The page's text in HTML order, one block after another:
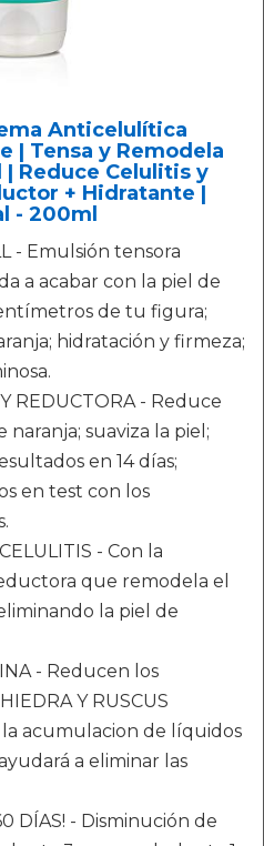
Anticelulítica
| Tensa y Remodela
| Reduce Celulitis y
+ Hidratante |
- 200ml
- Emulsión tensora
a acabar con la piel de
de tu figura;
hidratación y firmeza;
REDUCTORA - Reduce
naranja; suaviza la piel;
en 14 días;
en test con los
- Con la
que remodela el
la piel de
- Reducen los
Y RUSCUS
acumulacion de líquidos
a eliminar las
DÍAS! - Disminución de